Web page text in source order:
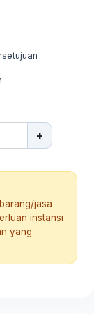
+
jasa
instansi
yang